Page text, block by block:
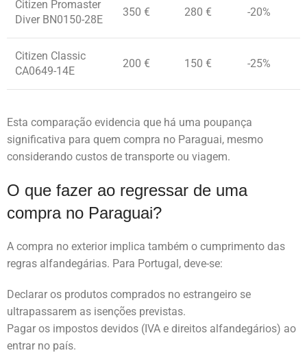
Citizen Promaster
Diver BN0150-28E
350 € 280 € -20%
Citizen Classic
CA0649-14E
200 € 150 € -25%
Esta comparação evidencia que há uma poupança
significativa para quem compra no Paraguai, mesmo
considerando custos de transporte ou viagem.
O que fazer ao regressar de uma
compra no Paraguai?
A compra no exterior implica também o cumprimento das
regras alfandegárias. Para Portugal, deve-se:
Declarar os produtos comprados no estrangeiro se
ultrapassarem as isenções previstas.
Pagar os impostos devidos (IVA e direitos alfandegários) ao
entrar no país.